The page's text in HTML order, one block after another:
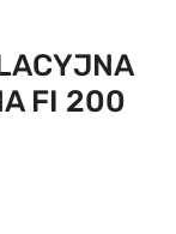
FI 200